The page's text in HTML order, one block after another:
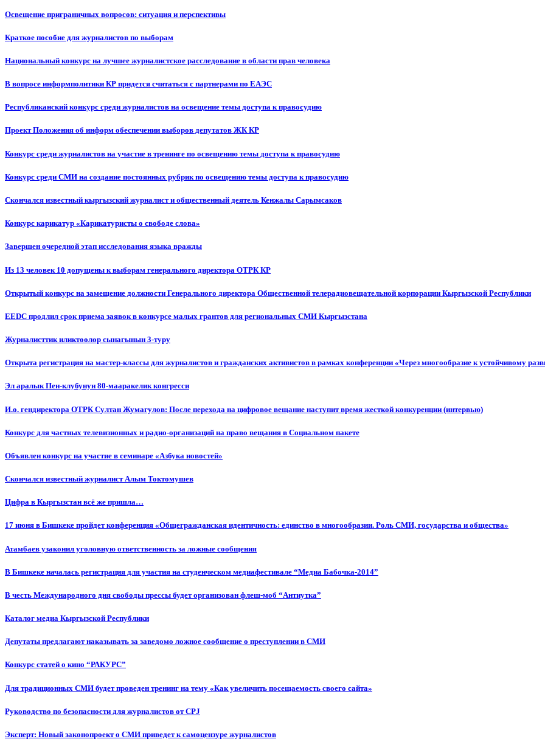
Освещение приграничных вопросов: ситуация и перспективы
Краткое пособие для журналистов по выборам
Национальный конкурс на лучшее журналистское расследование в области прав человека
В вопросе информполитики КР придется считаться с партнерами по ЕАЭС
Республиканский конкурс среди журналистов на освещение темы доступа к правосудию
Проект Положения об информ обеспечении выборов депутатов ЖК КР
Конкурс среди журналистов на участие в тренинге по освещению темы доступа к правосудию
Конкурс среди СМИ на создание постоянных рубрик по освещению темы доступа к правосудию
Скончался известный кыргызский журналист и общественный деятель Кенжалы Сарымсаков
Конкурс карикатур «Карикатуристы о свободе слова»
Завершен очередной этап исследования языка вражды
Из 13 человек 10 допущены к выборам генерального директора ОТРК КР
Открытый конкурс на замещение должности Генерального директора Общественной телерадиовещательной корпорации Кыргызской Республики
EEDC продлил срок приема заявок в конкурсе малых грантов для региональных СМИ Кыргызстана
Журналисттик иликтөөлөр сынагынын 3-туру
Открыта регистрация на мастер-классы для журналистов и гражданских активистов в рамках конференции «Через многообразие к устойчивому
Эл аралык Пен-клубунун 80-мааракелик конгресси
И.о. гендиректора ОТРК Султан Жумагулов: После перехода на цифровое вещание наступит время жесткой конкуренции (интервью)
Конкурс для частных телевизионных и радио-организаций на право вещания в Социальном пакете
Объявлен конкурс на участие в семинаре «Азбука новостей»
Cкончался известный журналист Алым Токтомушев
Цифра в Кыргызстан всё же пришла…
17 июня в Бишкеке пройдет конференция «Общегражданская идентичность: единство в многообразии. Роль СМИ, государства и общества»
Атамбаев узаконил уголовную ответственность за ложные сообщения
В Бишкеке началась регистрация для участия на студенческом медиафестивале “Медиа Бабочка-2014”
В честь Международного дня свободы прессы будет организован флеш-моб “Антиутка”
Каталог медиа Кыргызской Республики
Депутаты предлагают наказывать за заведомо ложное сообщение о преступлении в СМИ
Конкурс статей о кино “РАКУРС”
Для традиционных СМИ будет проведен тренинг на тему «Как увеличить посещаемость своего сайта»
Руководство по безопасности для журналистов от CPJ
Эксперт: Новый законопроект о СМИ приведет к самоцензуре журналистов